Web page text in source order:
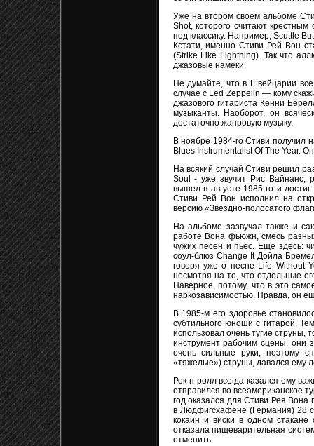
Уже на втором своем альбоме
Shot, которого считают
под классику. Например, Scuttle
Кстати, именно Стиви Рей Вон
(Strike Like Lightning). Так что
джазовые намеки.
Не думайте, что в Швейцарии
случае с Led Zeppelin — кому
джазового гитариста Кенни
музыканты. Наоборот, он
достаточно жанровую музыку.
В ноябре 1984-го Стиви получил
Blues Instrumentalist Of The Year.
На всякий случай Стиви решил
Soul - уже звучит Рис Вайнанс,
вышел в августе 1985-го и
Стиви Рей Вон исполнил на
версию «Звездно-полосатого
На альбоме зазвучал также и
работе Вона фьюжн, смесь
чужих песен и пьес. Еще здесь:
соул-блюз Change It Дойла
говоря уже о песне Life Without
несмотря на то, что отдельные
Наверное, потому, что в это
наркозависимостью. Правда, он
В 1985-м его здоровье
субтильного юноши с гитарой.
использовал очень тугие струны,
инструмент рабочим сцены, они
очень сильные руки, поэтому
«тяжелые») струны, давался ему
Рок-н-ролл всегда казался ему
отправился во всеамериканское
год оказался для Стиви Рея
в Людфигсхафене (Германия) 28
кокаин и виски в одном
отказала пищеварительная
отменить.